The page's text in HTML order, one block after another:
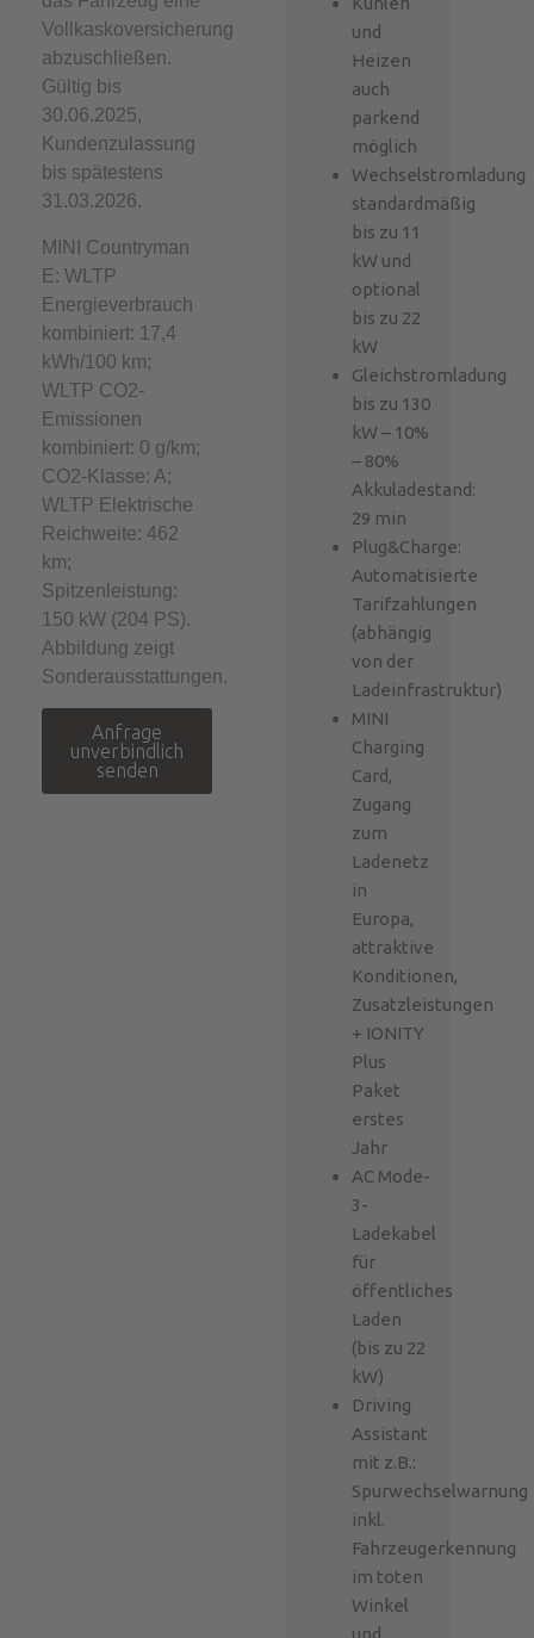
Vollkaskoversicherung
abzuschließen.
Gültig bis
30.06.2025,
Kundenzulassung
bis spätestens
31.03.2026.
MINI Countryman
E: WLTP
Energieverbrauch
kombiniert: 17,4
kWh/100 km;
WLTP CO2-
Emissionen
kombiniert: 0 g/km;
CO2-Klasse: A;
WLTP Elektrische
Reichweite: 462
km;
Spitzenleistung:
150 kW (204 PS).
Abbildung zeigt
Sonderausstattungen.
Anfrage
unverbindlich
senden
und
Heizen
auch
parkend
möglich
Wechselstromladung
standardmäßig
bis zu 11
kW und
optional
bis zu 22
kW
Gleichstromladung
bis zu 130
kW – 10%
– 80%
Akkuladestand:
29 min
Plug&Charge:
Automatisierte
Tarifzahlungen
(abhängig
von der
Ladeinfrastruktur)
MINI
Charging
Card,
Zugang
zum
Ladenetz
in
Europa,
attraktive
Konditionen,
Zusatzleistungen
+ IONITY
Plus
Paket
erstes
Jahr
AC Mode-
3-
Ladekabel
für
öffentliches
Laden
(bis zu 22
kW)
Driving
Assistant
mit z.B.:
Spurwechselwarnung
inkl.
Fahrzeugerkennung
im toten
Winkel
und